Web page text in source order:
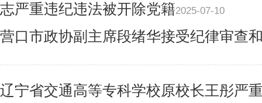
志严重违纪违法被开除党籍2025-07-10
营口市政协副主席段绪华接受纪律审查
辽宁省交通高等专科学校原校长王彤严